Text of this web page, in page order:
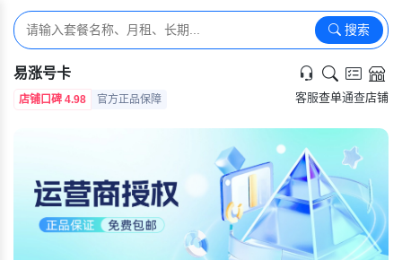
搜索
易涨号卡
店铺口碑 4.98 官方正品保障 客服查单通查店铺